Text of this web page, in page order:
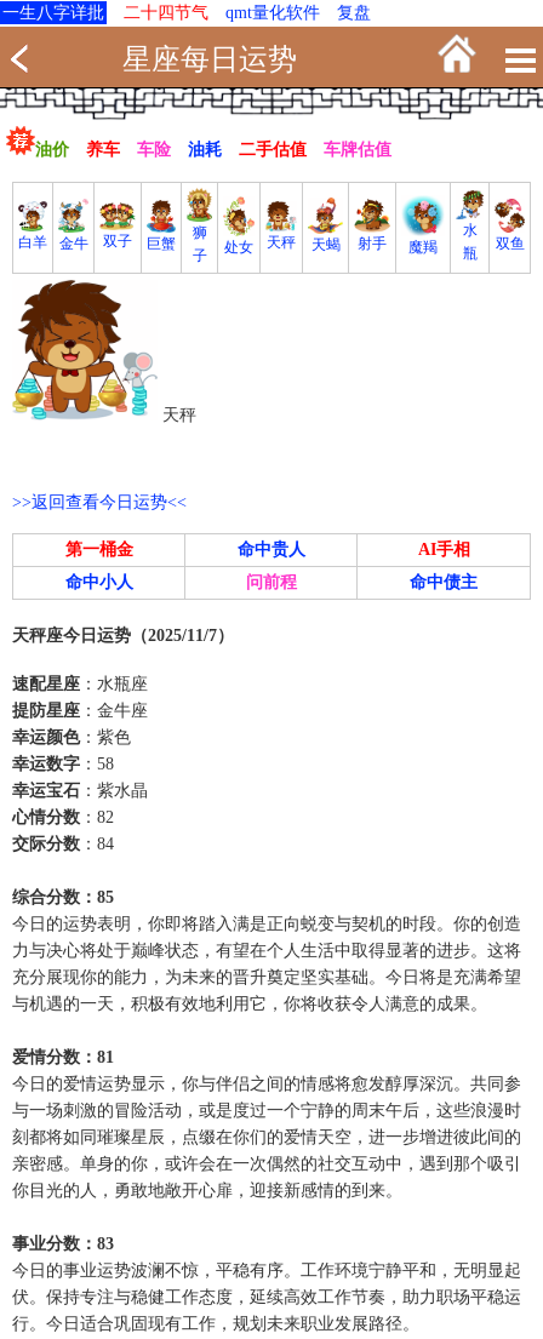
一生八字详批 二十四节气 qmt量化软件 复盘
星座每日运势
油价 养车 车险 油耗 二手估值 车牌估值
白羊 金牛 双子 巨蟹
狮
子
处女 天秤 天蝎 射手 魔羯
水
瓶
双鱼
天秤
>>返回查看今日运势<<
第一桶金 命中贵人
AI手相
命中小人
问前程 命中债主
天秤座今日运势（2025/11/7）
速配星座 ：水瓶座
提防星座 ：金牛座
幸运颜色：紫色
幸运数字 ：58
幸运宝石 ：紫水晶
心情分数 ：82
交际分数 ：84
综合分数：85
今日的运势表明，你即将踏入满是正向蜕变与契机的时段。你的创造
力与决心将处于巅峰状态，有望在个人生活中取得显著的进步。这将
充分展现你的能力，为未来的晋升奠定坚实基础。今日将是充满希望
与机遇的一天，积极有效地利用它，你将收获令人满意的成果。
爱情分数：81
今日的爱情运势显示，你与伴侣之间的情感将愈发醇厚深沉。共同参
与一场刺激的冒险活动，或是度过一个宁静的周末午后，这些浪漫时
刻都将如同璀璨星辰，点缀在你们的爱情天空，进一步增进彼此间的
亲密感。单身的你，或许会在一次偶然的社交互动中，遇到那个吸引
你目光的人，勇敢地敞开心扉，迎接新感情的到来。
事业分数：83
今日的事业运势波澜不惊，平稳有序。工作环境宁静平和，无明显起
伏。保持专注与稳健工作态度，延续高效工作节奏，助力职场平稳运
行。今日适合巩固现有工作，规划未来职业发展路径。